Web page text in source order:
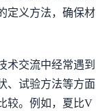
定义方法，确保材
术交流中经常遇到
、试验方法等方面
较。例如，夏比V